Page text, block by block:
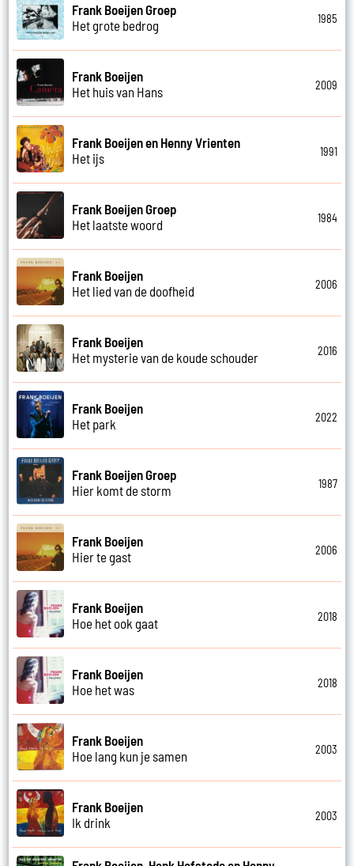
Frank Boeijen Groep
Het grote bedrog
1985
Frank Boeijen
Het huis van Hans
2009
Frank Boeijen en Henny Vrienten
Het ijs
1991
Frank Boeijen Groep
Het laatste woord
1984
Frank Boeijen
Het lied van de doofheid
2006
Frank Boeijen
Het mysterie van de koude schouder
2016
Frank Boeijen
Het park
2022
Frank Boeijen Groep
Hier komt de storm
1987
Frank Boeijen
Hier te gast
2006
Frank Boeijen
Hoe het ook gaat
2018
Frank Boeijen
Hoe het was
2018
Frank Boeijen
Hoe lang kun je samen
2003
Frank Boeijen
Ik drink
2003